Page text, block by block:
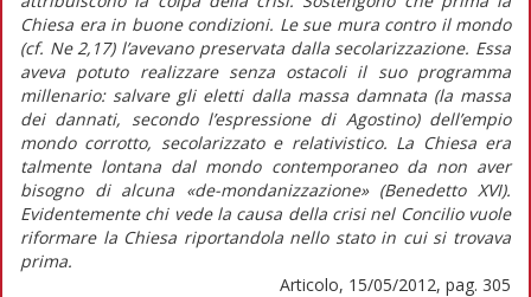
Chiesa era in buone condizioni. Le sue mura contro il mondo
(cf. Ne 2,17) l’avevano preservata dalla secolarizzazione. Essa
aveva potuto realizzare senza ostacoli il suo programma
millenario: salvare gli eletti dalla massa damnata (la massa
dei dannati, secondo l’espressione di Agostino) dell’empio
mondo corrotto, secolarizzato e relativistico. La Chiesa era
talmente lontana dal mondo contemporaneo da non aver
bisogno di alcuna «de-mondanizzazione» (Benedetto XVI).
Evidentemente chi vede la causa della crisi nel Concilio vuole
riformare la Chiesa riportandola nello stato in cui si trovava
prima.
Articolo, 15/05/2012, pag. 305